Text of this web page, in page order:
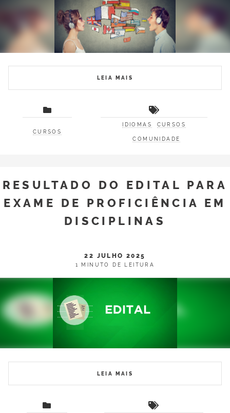
LEIA MAIS
CURSOS
IDIOMAS CURSOS
COMUNIDADE
RESULTADO DO EDITAL PARA
EXAME DE PROFICIÊNCIA EM
DISCIPLINAS
22 JULHO 2025
1 MINUTO DE LEITURA
LEIA MAIS